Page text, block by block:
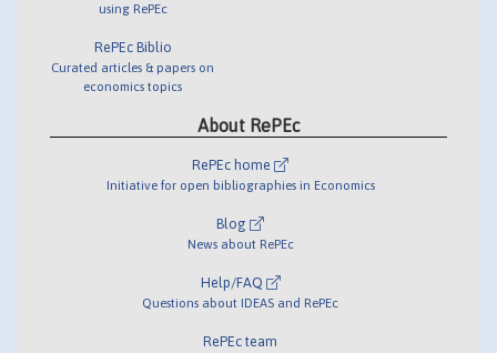
using RePEc
RePEc Biblio
Curated articles & papers on
economics topics
About RePEc
RePEc home
Initiative for open bibliographies in Economics
Blog
News about RePEc
Help/FAQ
Questions about IDEAS and RePEc
RePEc team